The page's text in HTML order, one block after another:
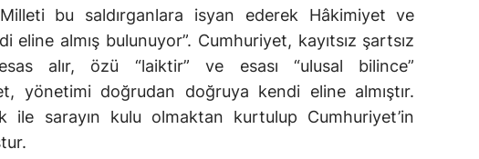
bu saldırganlara isyan ederek Hâkimiyet ve
eline almış bulunuyor”. Cumhuriyet, kayıtsız şartsız
alır, özü “laiktir” ve esası “ulusal bilince”
yönetimi doğrudan doğruya kendi eline almıştır.
ile sarayın kulu olmaktan kurtulup Cumhuriyet’in